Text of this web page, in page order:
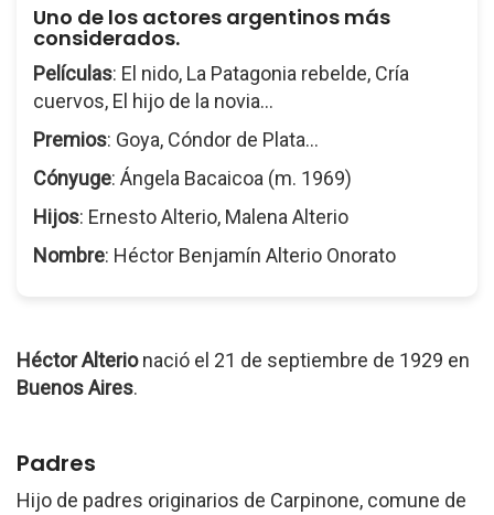
Uno de los actores argentinos más
considerados.
Películas: El nido, La Patagonia rebelde, Cría
cuervos, El hijo de la novia...
Premios: Goya, Cóndor de Plata...
Cónyuge: Ángela Bacaicoa (m. 1969)
Hijos: Ernesto Alterio, Malena Alterio
Nombre: Héctor Benjamín Alterio Onorato
Héctor Alterionació el 21 de septiembre de 1929 en
Buenos Aires.
Padres
Hijo de padres originarios de Carpinone, comune de